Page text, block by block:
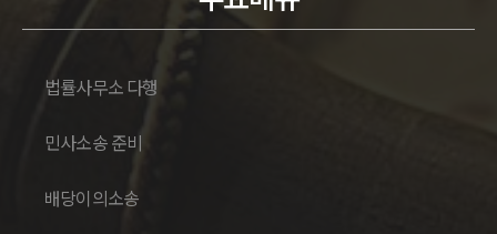
법률사무소 다행
민사소송 준비
배당이의소송